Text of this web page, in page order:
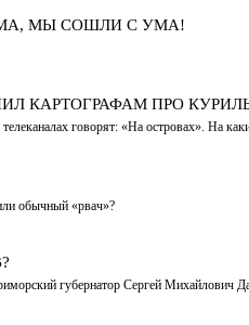
МЫ СОШЛИ С УМА!
КАРТОГРАФАМ ПРО
говорят: «На островах». На
обычный «рвач»?
губернатор Сергей Михайлович